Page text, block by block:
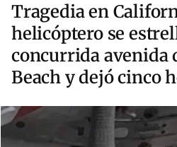
Tragedia en
helicóptero se
concurrida avenida
Beach y dejó cinco